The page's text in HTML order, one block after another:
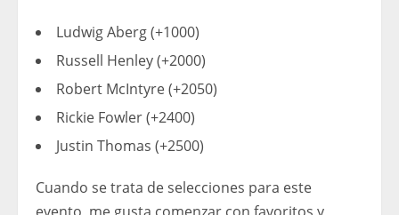
Ludwig Aberg (+1000)
Russell Henley (+2000)
Robert McIntyre (+2050)
Rickie Fowler (+2400)
Justin Thomas (+2500)
Cuando se trata de selecciones para este